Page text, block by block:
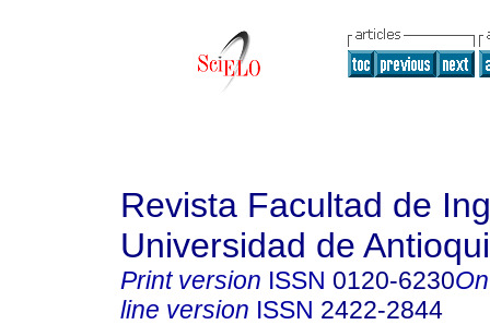
Revista Facultad de
Universidad de
Print version ISSN 0120-6230
line version ISSN 2422-2844